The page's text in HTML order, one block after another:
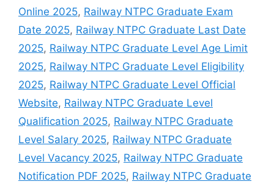
Online 2025, Railway NTPC Graduate Exam
Date 2025, Railway NTPC Graduate Last Date
2025, Railway NTPC Graduate Level Age Limit
2025, Railway NTPC Graduate Level Eligibility
2025, Railway NTPC Graduate Level Official
Website, Railway NTPC Graduate Level
Qualification 2025, Railway NTPC Graduate
Level Salary 2025, Railway NTPC Graduate
Level Vacancy 2025, Railway NTPC Graduate
Notification PDF 2025, Railway NTPC Graduate